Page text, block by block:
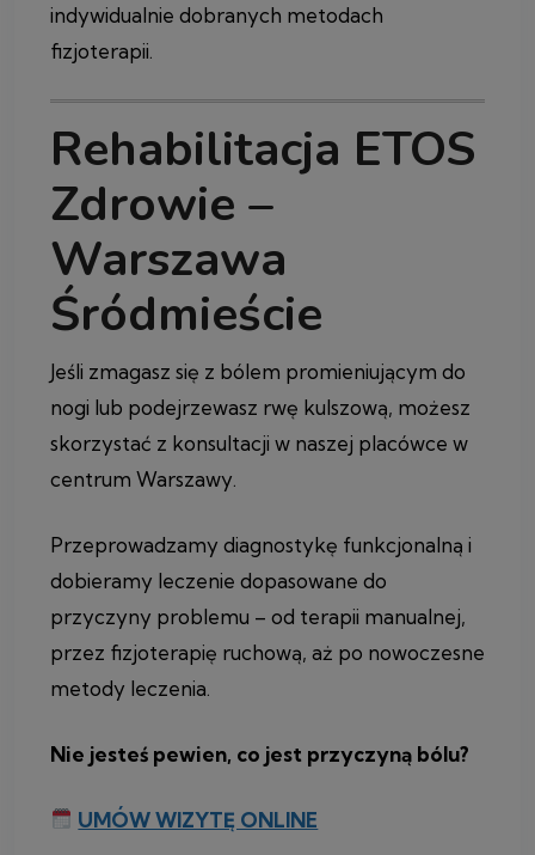
indywidualnie dobranych metodach
fizjoterapii.
Rehabilitacja ETOS
Zdrowie –
Warszawa
Śródmieście
Jeśli zmagasz się z bólem promieniującym do
nogi lub podejrzewasz rwę kulszową, możesz
skorzystać z konsultacji w naszej placówce w
centrum Warszawy.
Przeprowadzamy diagnostykę funkcjonalną i
dobieramy leczenie dopasowane do
przyczyny problemu – od terapii manualnej,
przez fizjoterapię ruchową, aż po nowoczesne
metody leczenia.
Nie jesteś pewien, co jest przyczyną bólu?
UMÓW WIZYTĘ ONLINE